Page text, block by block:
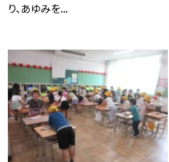
り、あゆみを...